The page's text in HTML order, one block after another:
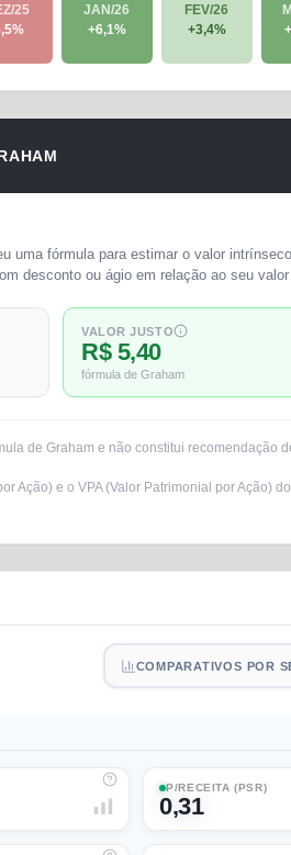
25
%
JAN/26
+6,1%
FEV/26
+3,4%
+
uma fórmula para estimar o valor
desconto ou ágio em relação ao seu
VALOR JUSTO
R$ 5,40
fórmula de Graham
de Graham e não constitui
Ação) e o VPA (Valor Patrimonial por
COMPARATIVOS POR
P/RECEITA (PSR)
0,31